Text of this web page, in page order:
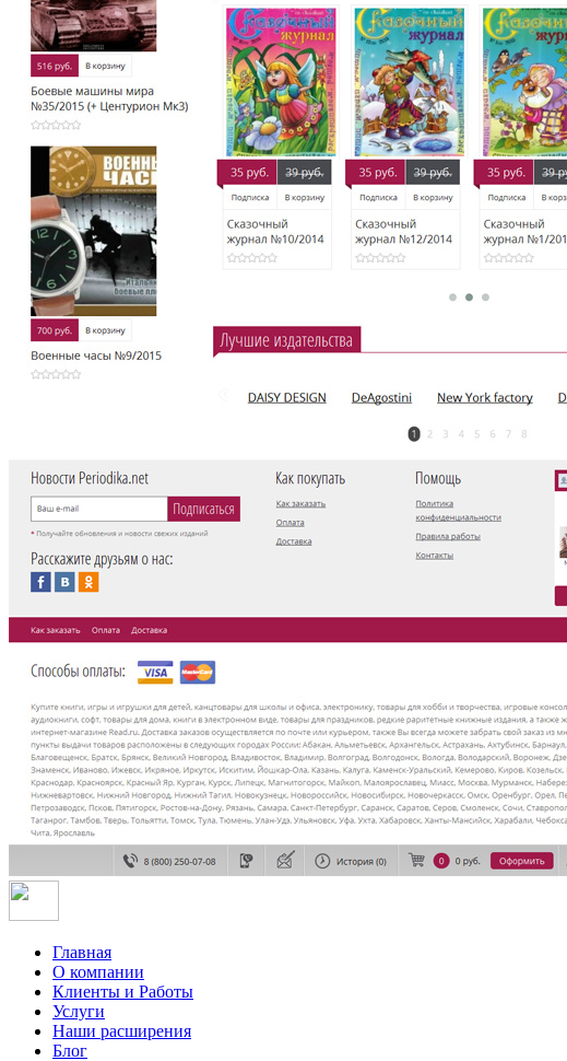
Главная
О компании
Клиенты и Работы
Услуги
Наши расширения
Блог